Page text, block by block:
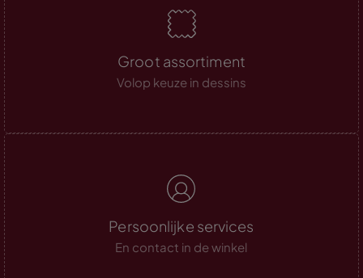
Groot assortiment
Volop keuze in dessins
Persoonlijke services
En contact in de winkel